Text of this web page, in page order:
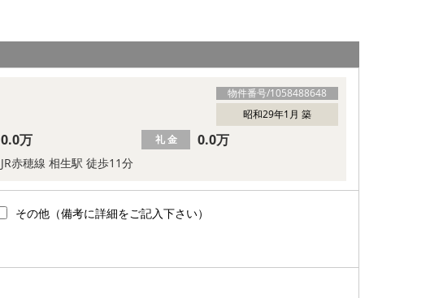
物件番号/1058488648
昭和29年1月 築
JR赤穂線 相生駅 徒歩11分
0.0万 礼 金 0.0万
その他（備考に詳細をご記入下さい）